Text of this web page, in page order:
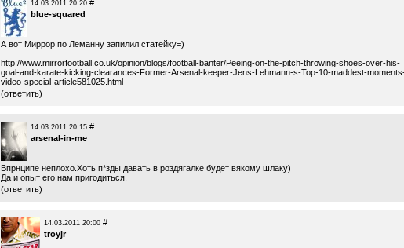
14.03.2011 20:20 #
blue-squared
А вот Миррор по Леманну запилил статейку=)
http://www.mirrorfootball.co.uk/opinion/blogs/football-banter/Peeing-on-the-pitch-throwing-shoes-over-his-
goal-and-karate-kicking-clearances-Former-Arsenal-keeper-Jens-Lehmann-s-Top-10-maddest-
video-special-article581025.html
(ответить)
14.03.2011 20:15 #
arsenal-in-me
Впрнципе неплохо.Хоть п*зды давать в роздягалке будет вякому шлаку)
Да и опыт его нам пригодиться.
(ответить)
14.03.2011 20:00 #
troyjr